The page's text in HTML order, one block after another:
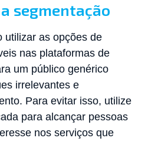
segmentação
utilizar as opções de
nas plataformas de
um público genérico
irrelevantes e
Para evitar isso, utilize
para alcançar pessoas
nos serviços que